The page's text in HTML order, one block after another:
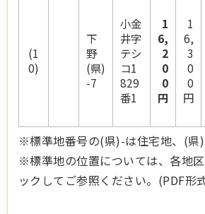
(1
0)
下
野
(県)
-7
小金
井字
テシ
コ1
829
番1
1
6,
2
0
0
円
1
6,
3
0
0
円
※標準地番号の(県)-は住宅地、(県
※標準地の位置については、各地
ックしてご参照ください。(PDF形